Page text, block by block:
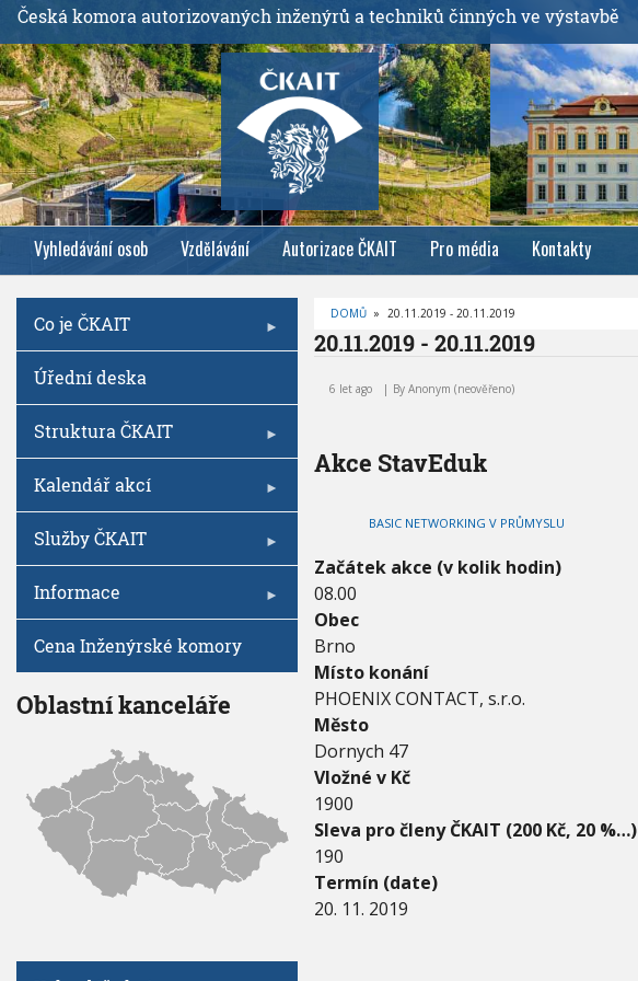
ř
e
j
í
t
k
h
l
v
Česká komora autorizovaných inženýrů a techniků činných ve výstavbě
Vyhledávání osob Vzdělávání Autorizace ČKAIT Pro média Kontakty
D
R
E
Á
N
DOMŮ » 20.11.2019 - 20.11.2019
20.11.2019 - 20.11.2019
.
-
2
0
.
1
1
.
2
0
1
9
6 let ago By Anonym (neověřeno)
Akce StavEduk
BASIC NETWORKING V PRŮMYSLU
Začátek akce (v kolik hodin)
08.00
Obec
Brno
Místo konání
PHOENIX CONTACT, s.r.o.
Město
Dornych 47
Vložné v Kč
1900
Sleva pro členy ČKAIT (200 Kč, 20 %…)
190
Termín (date)
20. 11. 2019
Co je ČKAIT
Úřední deska
Struktura ČKAIT
Kalendář akcí
Služby ČKAIT
Informace
Cena Inženýrské komory
Oblastní kanceláře